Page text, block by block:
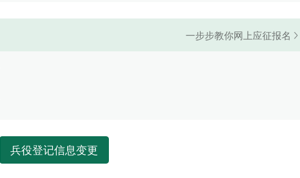
一步步教你网上应征报名
兵役登记信息变更